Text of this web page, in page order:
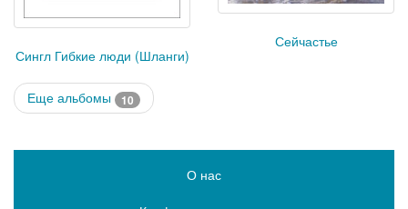
Сингл Гибкие люди (Шланги)
Сейчастье
Еще альбомы 10
О нас